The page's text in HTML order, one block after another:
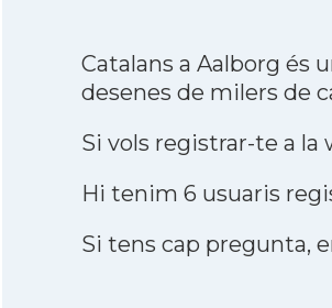
Catalans a Aalborg és
desenes de milers de
Si vols registrar-te a la
Hi tenim 6 usuaris
Si tens cap pregunta,